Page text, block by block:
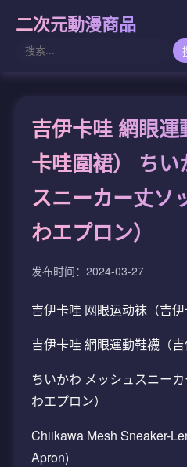
二次元動漫商品
吉伊卡哇 網眼
卡哇圍裙） ちい
スニーカー丈ソ
わエプロン）
发布时间：2024-03-27
吉伊卡哇 网眼运动袜（吉伊
吉伊卡哇 網眼運動鞋襪（吉
ちいかわ メッシュスニー
わエプロン）
Chiikawa Mesh Sneaker-
Apron)